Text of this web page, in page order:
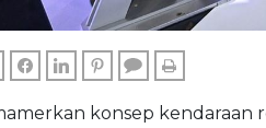
TWITTERFACEBOOKLINKEDINPINTERESTCOMMENTS
konsep kendaraan